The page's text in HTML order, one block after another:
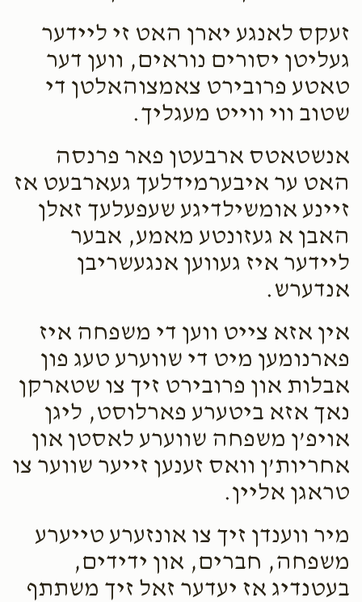
זעקס לאנגע יארן האט זי ליידער
געליטן יסורים נוראים, ווען דער
טאטע פרובירט צאמצוהאלטן די
שטוב ווי ווייט מעגליך.
אנשטאטס ארבעטן פאר פרנסה
האט ער איבערמידלעך געארבעט אז
זיינע אומשילדיגע שעפעלעך זאלן
האבן א געזונטע מאמע, אבער
ליידער איז געווען אנגעשריבן
אנדערש.
אין אזא צייט ווען די משפחה איז
פארנומען מיט די שווערע טעג פון
אבלות און פרובירט זיך צו שטארקן
נאך אזא ביטערע פארלוסט, ליגן
אויפ’ן משפחה שווערע לאסטן און
אחריות’ן וואס זענען זייער שווער צו
טראגן אליין.
מיר ווענדן זיך צו אונזערע טייערע
משפחה, חברים, און ידידים,
בעטנדיג אז יעדער זאל זיך משתתף